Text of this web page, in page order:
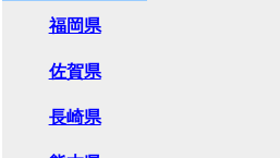
福岡県
佐賀県
長崎県